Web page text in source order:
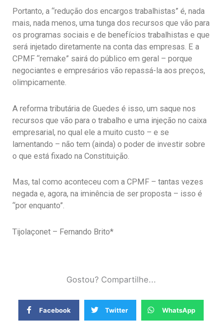
Portanto, a “redução dos encargos trabalhistas” é, nada
mais, nada menos, uma tunga dos recursos que vão para
os programas sociais e de benefícios trabalhistas e que
será injetado diretamente na conta das empresas. E a
CPMF “remake” sairá do público em geral – porque
negociantes e empresários vão repassá-la aos preços,
olimpicamente.
A reforma tributária de Guedes é isso, um saque nos
recursos que vão para o trabalho e uma injeção no caixa
empresarial, no qual ele a muito custo – e se
lamentando – não tem (ainda) o poder de investir sobre
o que está fixado na Constituição.
Mas, tal como aconteceu com a CPMF – tantas vezes
negada e, agora, na iminência de ser proposta – isso é
“por enquanto”.
Tijolaçonet – Fernando Brito*
Gostou? Compartilhe...
Facebook Twitter WhatsApp